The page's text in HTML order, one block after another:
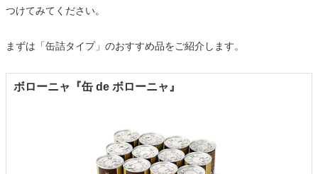
つけてみてください。
まずは「缶詰タイプ」のおすすめ品をご紹介します。
ボローニャ『缶 de ボローニャ』